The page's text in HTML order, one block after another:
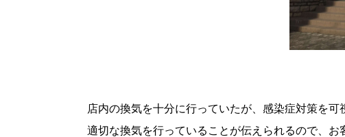
店内の換気を十分に行っていたが、感染症対策を
適切な換気を行っていることが伝えられるので、お